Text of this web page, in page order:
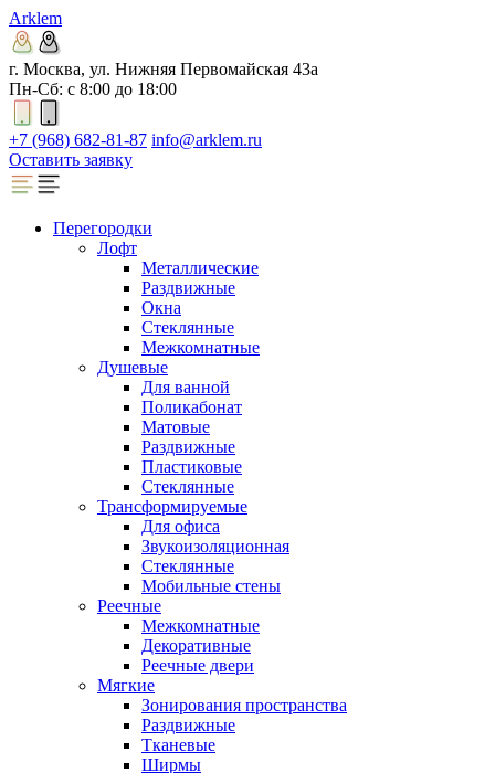
Arklem
г. Москва, ул. Нижняя Первомайская 43а
Пн-Сб: с 8:00 до 18:00
+7 (968) 682-81-87 info@arklem.ru
Оставить заявку
Перегородки
Лофт
Металлические
Раздвижные
Окна
Стеклянные
Межкомнатные
Душевые
Для ванной
Поликабонат
Матовые
Раздвижные
Пластиковые
Стеклянные
Трансформируемые
Для офиса
Звукоизоляционная
Стеклянные
Мобильные стены
Реечные
Межкомнатные
Декоративные
Реечные двери
Мягкие
Зонирования пространства
Раздвижные
Тканевые
Ширмы